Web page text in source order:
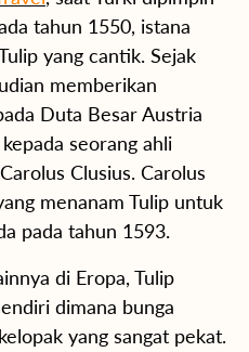
tahun 1550, istana
yang cantik. Sejak
memberikan
Duta Besar Austria
seorang ahli
Clusius. Carolus
menanam Tulip untuk
pada tahun 1593.
di Eropa, Tulip
dimana bunga
yang sangat pekat.